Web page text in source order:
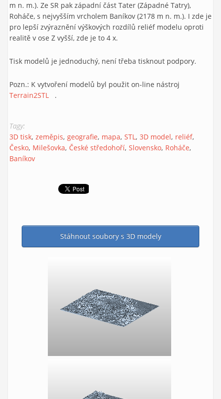
m n. m.). Ze SR pak západní část Tater (Západné Tatry),
Roháče, s nejvyšším vrcholem Baníkov (2178 m n. m.). I zde je
pro lepší zvýraznění výškových rozdílů reliéf modelu oproti
realitě v ose Z vyšší, zde je to 4 x.
Tisk modelů je jednoduchý, není třeba tisknout podpory.
Pozn.: K vytvoření modelů byl použit on-line nástroj
Terrain2STL (link is external)
.
Tagy:
3D tisk zeměpis geografie mapa STL 3D model reliéf
Česko Milešovka České středohoří Slovensko Roháče
Baníkov
Stáhnout soubory s 3D modely